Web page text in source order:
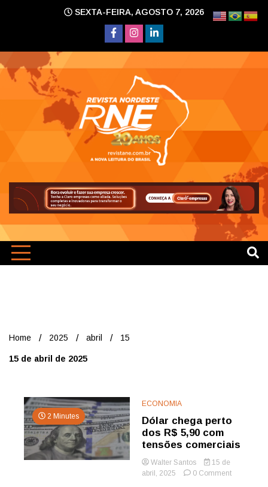
SEXTA-FEIRA, AGOSTO 7, 2026
Home 2025 abril 15
15 de abril de 2025
2 Minutes
ECONOMIA
Dólar chega perto
dos R$ 5,90 com
tensões comerciais
Walter Santos
15 de
abril, 2025
0 Commenton